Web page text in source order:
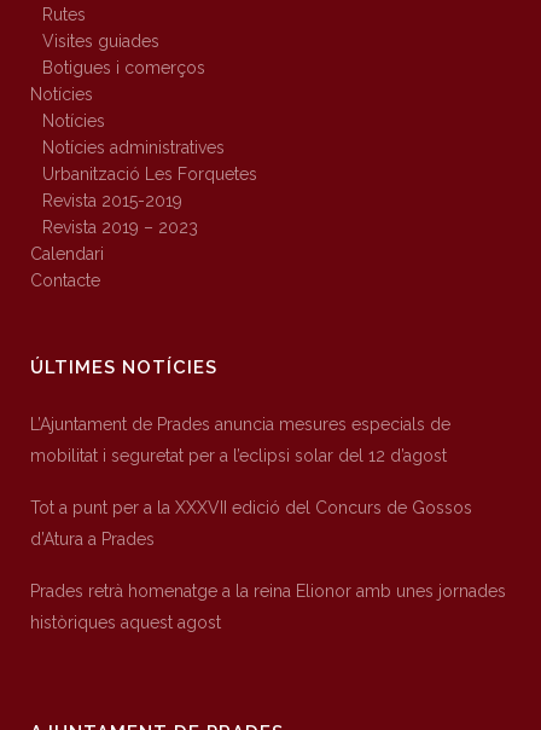
Rutes
Visites guiades
Botigues i comerços
Notícies
Notícies
Notícies administratives
Urbanització Les Forquetes
Revista 2015-2019
Revista 2019 – 2023
Calendari
Contacte
ÚLTIMES NOTÍCIES
L’Ajuntament de Prades anuncia mesures especials de
mobilitat i seguretat per a l’eclipsi solar del 12 d’agost
Tot a punt per a la XXXVII edició del Concurs de Gossos
d’Atura a Prades
Prades retrà homenatge a la reina Elionor amb unes jornades
històriques aquest agost